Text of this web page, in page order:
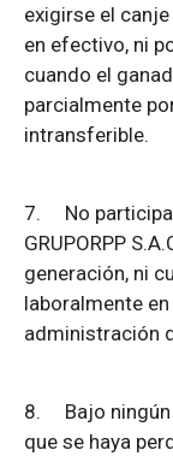
exigirse el
en efectivo, ni
cuando el
parcialmente
intransferible.
7. No
GRUPORPP
generación, ni
laboralmente
administración
8. Bajo
que se haya